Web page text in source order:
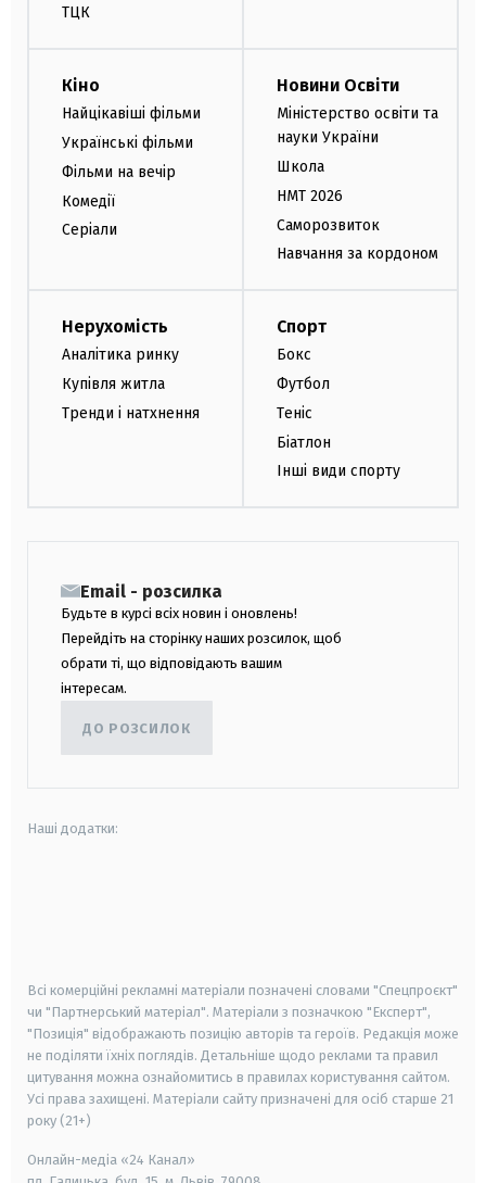
ТЦК
Кіно
Найцікавіші фільми
Українські фільми
Фільми на вечір
Комедії
Серіали
Новини Освіти
Міністерство освіти та
науки України
Школа
НМТ 2026
Саморозвиток
Навчання за кордоном
Нерухомість
Аналітика ринку
Купівля житла
Тренди і натхнення
Спорт
Бокс
Футбол
Теніс
Біатлон
Інші види спорту
Email - розсилка
Будьте в курсі всіх новин і оновлень!
Перейдіть на сторінку наших розсилок, щоб
обрати ті, що відповідають вашим
інтересам.
ДО РОЗСИЛОК
Наші додатки:
Всі комерційні рекламні матеріали позначені словами "Спецпроєкт"
чи "Партнерський матеріал". Матеріали з позначкою "Експерт",
"Позиція" відображають позицію авторів та героїв. Редакція може
не поділяти їхніх поглядів. Детальніше щодо реклами та правил
цитування можна ознайомитись в правилах користування сайтом.
Усі права захищені. Матеріали сайту призначені для осіб старше 21
року (21+)
Онлайн-медіа «24 Канал»